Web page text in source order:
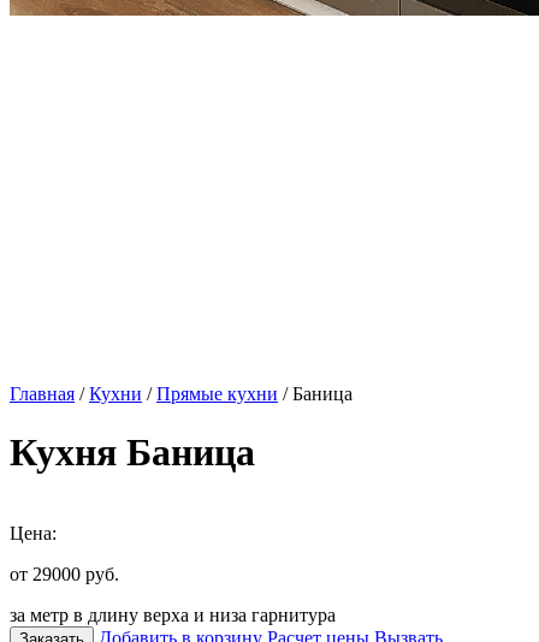
Главная /Кухни /Прямые кухни / Баница
Кухня Баница
Цена:
от 29000 руб.
за метр в длину верха и низа гарнитура
Добавить в корзину Расчет цены Вызвать